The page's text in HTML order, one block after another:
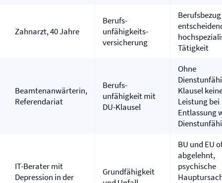
Zahnarzt, 40 Jahre
Berufs­
unfähigkeits­
versicherung
Berufsbezug
Tätigkeit
Beamtenanwärterin,
Referendariat
Berufs­
unfähigkeit mit
DU-Klausel
Ohne
Klausel
Leistung bei
Entlassung
IT-Berater mit
Depression in der
Grundfähigkeit
BU und EU
abgelehnt,
psychische